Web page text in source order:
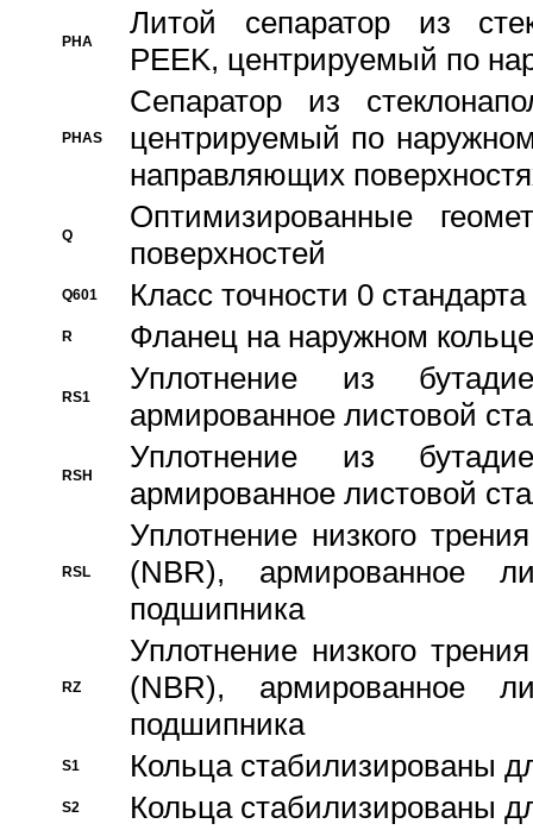
PHA
Литой сепаратор из
PEEK, центрируемый по
PHAS
Сепаратор из
центрируемый по
направляющих
Q
Оптимизированные
поверхностей
Q601 Класс точности 0
R Фланец на наружном кольце
RS1
Уплотнение из
армированное листовой
RSH
Уплотнение из
армированное листовой
RSL
Уплотнение низкого
(NBR), армированное
подшипника
RZ
Уплотнение низкого
(NBR), армированное
подшипника
S1 Кольца стабилизированы
S2 Кольца стабилизированы